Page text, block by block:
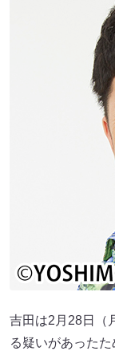
吉田は2月28日（
る疑いがあった